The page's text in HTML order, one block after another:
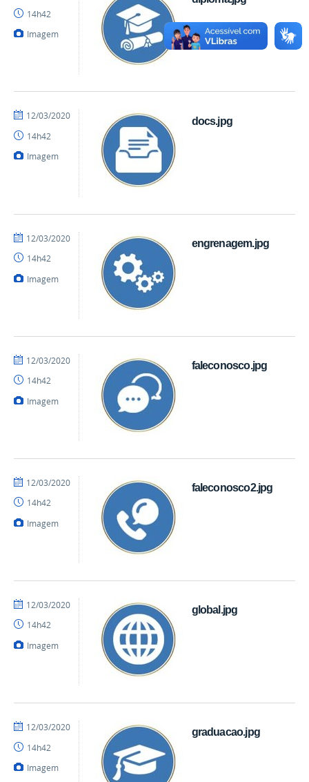
14h42
Imagem
docs.jpg
por
publicado
12/03/2020
14h42
Imagem
engrenagem.jpg
por
publicado
12/03/2020
14h42
Imagem
faleconosco.jpg
por
publicado
12/03/2020
14h42
Imagem
faleconosco2.jpg
por
publicado
12/03/2020
14h42
Imagem
global.jpg
por
publicado
12/03/2020
14h42
Imagem
graduacao.jpg
por
publicado
12/03/2020
14h42
Imagem